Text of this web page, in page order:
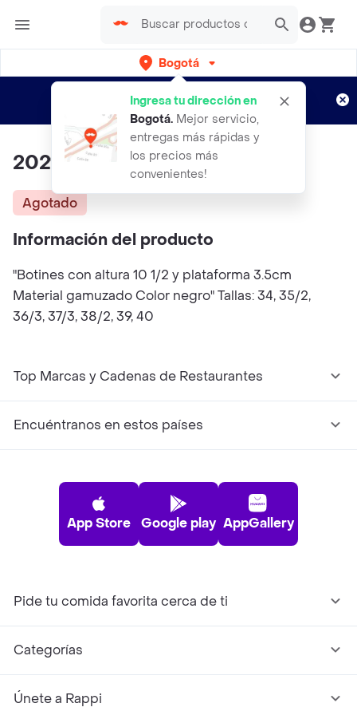
Bogotá
Ingresa tu dirección en
Bogotá. Mejor servicio,
entregas más rápidas y
los precios más
convenientes!
envíos gratis por semanas
Aplican TyC
2021
Agotado
Información del producto
"Botines con altura 10 1/2 y plataforma 3.5cm
Material gamuzado Color negro" Tallas: 34, 35/2,
36/3, 37/3, 38/2, 39, 40
Top Marcas y Cadenas de Restaurantes
Encuéntranos en estos países
App Store Google play AppGallery
Pide tu comida favorita cerca de ti
Categorías
Únete a Rappi